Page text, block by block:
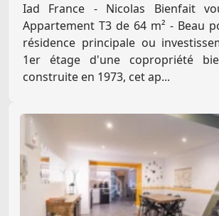
Iad France - Nicolas Bienfait
Appartement T3 de 64 m² - Beau
résidence principale ou
1er étage d'une copropriété
construite en 1973, cet ap...